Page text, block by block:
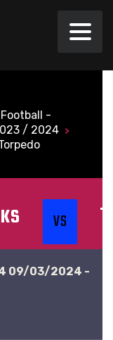
Football
/ 2024 >
VS
09/03/2024 -